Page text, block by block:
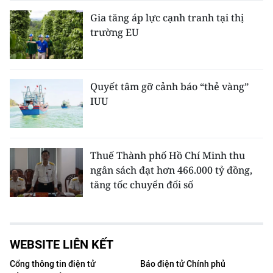
Gia tăng áp lực cạnh tranh tại thị
trường EU
Quyết tâm gỡ cảnh báo “thẻ vàng”
IUU
Thuế Thành phố Hồ Chí Minh thu
ngân sách đạt hơn 466.000 tỷ đồng,
tăng tốc chuyển đổi số
WEBSITE LIÊN KẾT
Cổng thông tin điện tử
Báo điện tử Chính phủ